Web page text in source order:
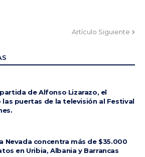
Artículo Siguiente
de Alfonso Lizarazo, el
puertas de la televisión al Festival
Nevada concentra más de $35.000
en Uribia, Albania y Barrancas